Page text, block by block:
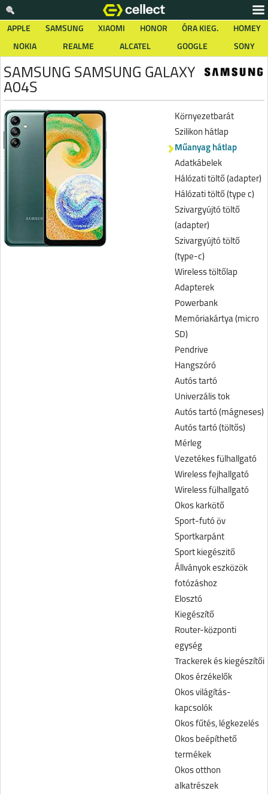
APPLE SAMSUNG XIAOMI HONOR ÓRA KIEG.
HOMEY
NOKIA
REALME ALCATEL GOOGLE SONY
SAMSUNG SAMSUNG GALAXY
A04S
Környezetbarát
Szilikon hátlap
Műanyag hátlap
Adatkábelek
Hálózati töltő (adapter)
Hálózati töltő (type c)
Szivargyújtó töltő
(adapter)
Szivargyújtó töltő
(type-c)
Wireless töltőlap
Adapterek
Powerbank
Memóriakártya (micro
SD)
Pendrive
Hangszóró
Autós tartó
Univerzális tok
Autós tartó (mágneses)
Autós tartó (töltős)
Mérleg
Vezetékes fülhallgató
Wireless fejhallgató
Wireless fülhallgató
Okos karkötő
Sport-futó öv
Sportkarpánt
Sport kiegészitő
Állványok eszközök
fotózáshoz
Elosztó
Kiegészítő
Router-központi
egység
Trackerek és kiegészítői
Okos érzékelők
Okos világítás-
kapcsolók
Okos fűtés, légkezelés
Okos beépíthető
termékek
Okos otthon
alkatrészek